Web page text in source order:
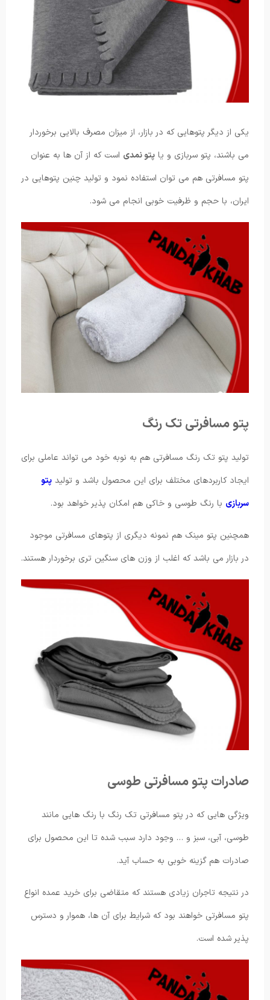
یکی از دیگر پتوهایی که در بازار، از میزان مصرف بالایی برخوردار
می باشند، پتو سربازی و یا پتو نمدی است که از آن ها به عنوان
پتو مسافرتی هم می توان استفاده نمود و تولید چنین پتوهایی در
ایران، با حجم و ظرفیت خوبی انجام می شود.
پتو مسافرتی تک رنگ
تولید پتو تک رنگ مسافرتی هم به نوبه خود می تواند عاملی برای
ایجاد کاربردهای مختلف برای این محصول باشد و تولید پتو
سربازی با رنگ طوسی و خاکی هم امکان پذیر خواهد بود.
همچنین پتو مینک هم نمونه دیگری از پتوهای مسافرتی موجود
در بازار می باشد که اغلب از وزن های سنگین تری برخوردار هستند.
صادرات پتو مسافرتی طوسی
ویژگی هایی که در پتو مسافرتی تک رنگ با رنگ هایی مانند
طوسی، آبی، سبز و … وجود دارد سبب شده تا این محصول برای
صادرات هم گزینه خوبی به حساب آید.
در نتیجه تاجران زیادی هستند که متقاضی برای خرید عمده انواع
پتو مسافرتی خواهند بود که شرایط برای آن ها، هموار و دسترس
پذیر شده است.